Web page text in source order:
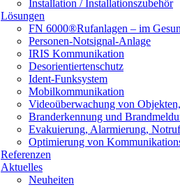
Installation / Installationszubehör
Lösungen
FN 6000®Rufanlagen – im
Personen-Notsignal-Anlage
IRIS Kommunikation
Desorientiertenschutz
Ident-Funksystem
Mobilkommunikation
Videoüberwachung von
Branderkennung und
Evakuierung, Alarmierung,
Optimierung von
Referenzen
Aktuelles
Neuheiten